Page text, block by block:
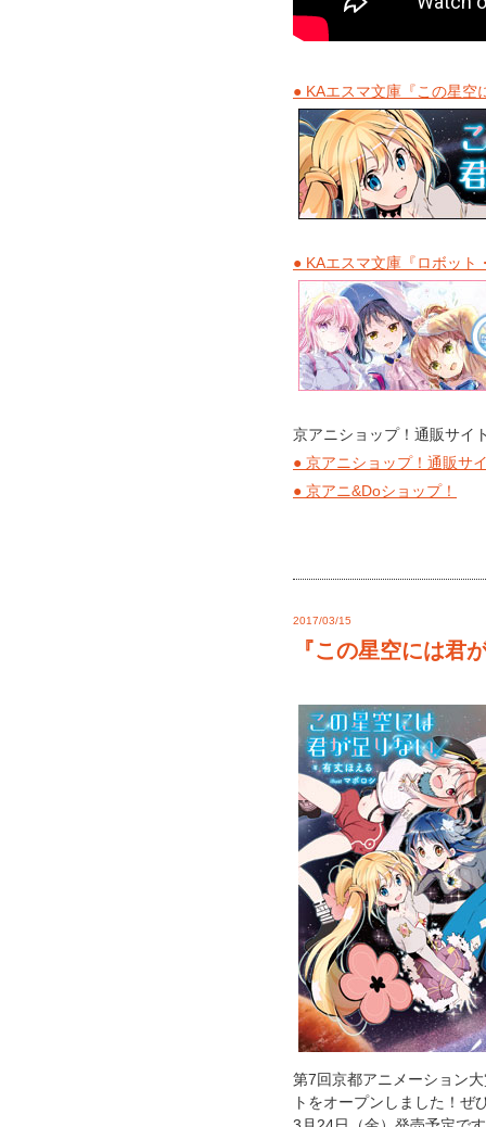
● KAエスマ文庫『この星空
● KAエスマ文庫『ロボット
京アニショップ！通販サイ
● 京アニショップ！通販サ
● 京アニ&Doショップ！
2017/03/15
『この星空には君
第7回京都アニメーション
トをオープンしました！ぜ